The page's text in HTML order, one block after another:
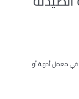
معمل أدوية أو